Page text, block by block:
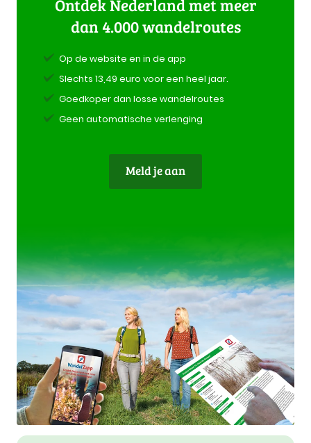
dan 4.000 wandelroutes
Op de website en in de app
Slechts 13,49 euro voor een heel jaar.
Goedkoper dan losse wandelroutes
Geen automatische verlenging
Meld je aan